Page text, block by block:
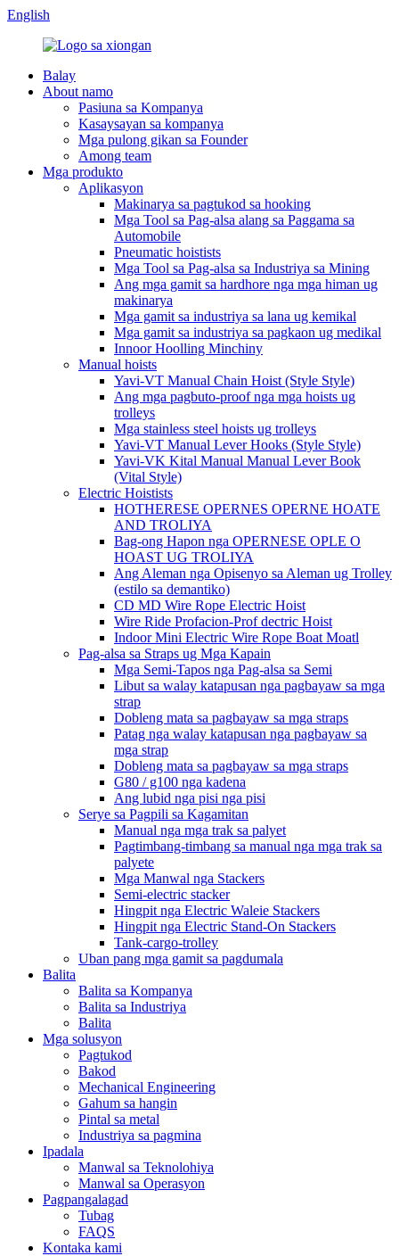
English
Balay
About namo
Pasiuna sa Kompanya
Kasaysayan sa kompanya
Mga pulong gikan sa Founder
Among team
Mga produkto
Aplikasyon
Makinarya sa pagtukod sa hooking
Mga Tool sa Pag-alsa alang sa Paggama sa
Automobile
Pneumatic hoistists
Mga Tool sa Pag-alsa sa Industriya sa Mining
Ang mga gamit sa hardhore nga mga himan ug
makinarya
Mga gamit sa industriya sa lana ug kemikal
Mga gamit sa industriya sa pagkaon ug medikal
Innoor Hoolling Minchiny
Manual hoists
Yavi-VT Manual Chain Hoist (Style Style)
Ang mga pagbuto-proof nga mga hoists ug
trolleys
Mga stainless steel hoists ug trolleys
Yavi-VT Manual Lever Hooks (Style Style)
Yavi-VK Kital Manual Manual Lever Book
(Vital Style)
Electric Hoistists
HOTHERESE OPERNES OPERNE HOATE
AND TROLIYA
Bag-ong Hapon nga OPERNESE OPLE O
HOAST UG TROLIYA
Ang Aleman nga Opisenyo sa Aleman ug Trolley
(estilo sa demantiko)
CD MD Wire Rope Electric Hoist
Wire Ride Profacion-Prof dectric Hoist
Indoor Mini Electric Wire Rope Boat Moatl
Pag-alsa sa Straps ug Mga Kapain
Mga Semi-Tapos nga Pag-alsa sa Semi
Libut sa walay katapusan nga pagbayaw sa mga
strap
Dobleng mata sa pagbayaw sa mga straps
Patag nga walay katapusan nga pagbayaw sa
mga strap
Dobleng mata sa pagbayaw sa mga straps
G80 / g100 nga kadena
Ang lubid nga pisi nga pisi
Serye sa Pagpili sa Kagamitan
Manual nga mga trak sa palyet
Pagtimbang-timbang sa manual nga mga trak sa
palyete
Mga Manwal nga Stackers
Semi-electric stacker
Hingpit nga Electric Waleie Stackers
Hingpit nga Electric Stand-On Stackers
Tank-cargo-trolley
Uban pang mga gamit sa pagdumala
Balita
Balita sa Kompanya
Balita sa Industriya
Balita
Mga solusyon
Pagtukod
Bakod
Mechanical Engineering
Gahum sa hangin
Pintal sa metal
Industriya sa pagmina
Ipadala
Manwal sa Teknolohiya
Manwal sa Operasyon
Pagpangalagad
Tubag
FAQS
Kontaka kami